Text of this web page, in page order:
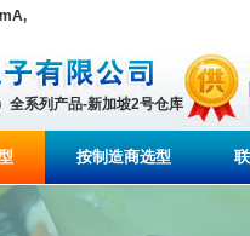
全系列产品-新加坡2号仓库
按制造商选型